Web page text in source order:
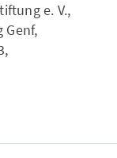
e. V.,
Genf,